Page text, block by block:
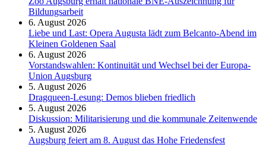
Bildungsarbeit
6. August 2026
Liebe und Last: Opera Augusta lädt zum Belcanto-Abend im
Kleinen Goldenen Saal
6. August 2026
Vorstandswahlen: Kontinuität und Wechsel bei der Europa-
Union Augsburg
5. August 2026
Dragqueen-Lesung: Demos blieben friedlich
5. August 2026
Diskussion: Mi­li­ta­ri­sie­rung und die kommunale Zeitenwende
5. August 2026
Augsburg feiert am 8. August das Hohe Friedensfest